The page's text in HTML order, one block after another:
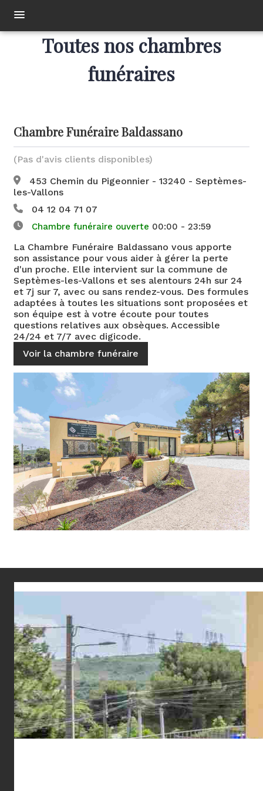
ORGANISER DES OBSÈQUES
MONUMENTS FUNÉRAIRES
SERVICES AUX FAMILLES
Toutes nos chambres
funéraires
Chambre Funéraire Baldassano
(Pas d'avis clients disponibles)
453 Chemin du Pigeonnier - 13240 - Septèmes-
les-Vallons
04 12 04 71 07
Chambre funéraire ouverte 00:00 - 23:59
La Chambre Funéraire Baldassano vous apporte
son assistance pour vous aider à gérer la perte
d'un proche. Elle intervient sur la commune de
Septèmes-les-Vallons et ses alentours 24h sur 24
et 7j sur 7, avec ou sans rendez-vous. Des formules
adaptées à toutes les situations sont proposées et
son équipe est à votre écoute pour toutes
questions relatives aux obsèques. Accessible
24/24 et 7/7 avec digicode.
Voir la chambre funéraire